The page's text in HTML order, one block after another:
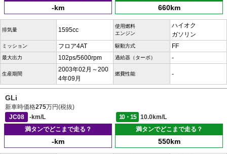
-km 660km
排気量 1595cc
使用燃料
エンジン
ハイオク
ガソリン
ミッション フロア4AT 駆動方式 FF
最大出力 102ps/5600rpm 過給器（ターボ） -
生産期間
2003年02月～200
4年09月
燃費性能 -
GLi
新車時価格275万円(税抜)
JC08
-km/L 10・15
10.0km/L
満タンでどこまで走る？
-km
満タンでどこまで走る？
550km